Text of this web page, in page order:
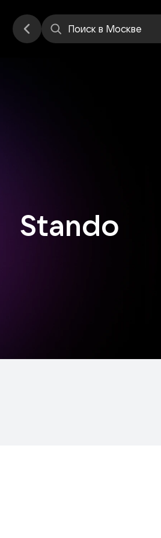
Поиск в Москве
Stando